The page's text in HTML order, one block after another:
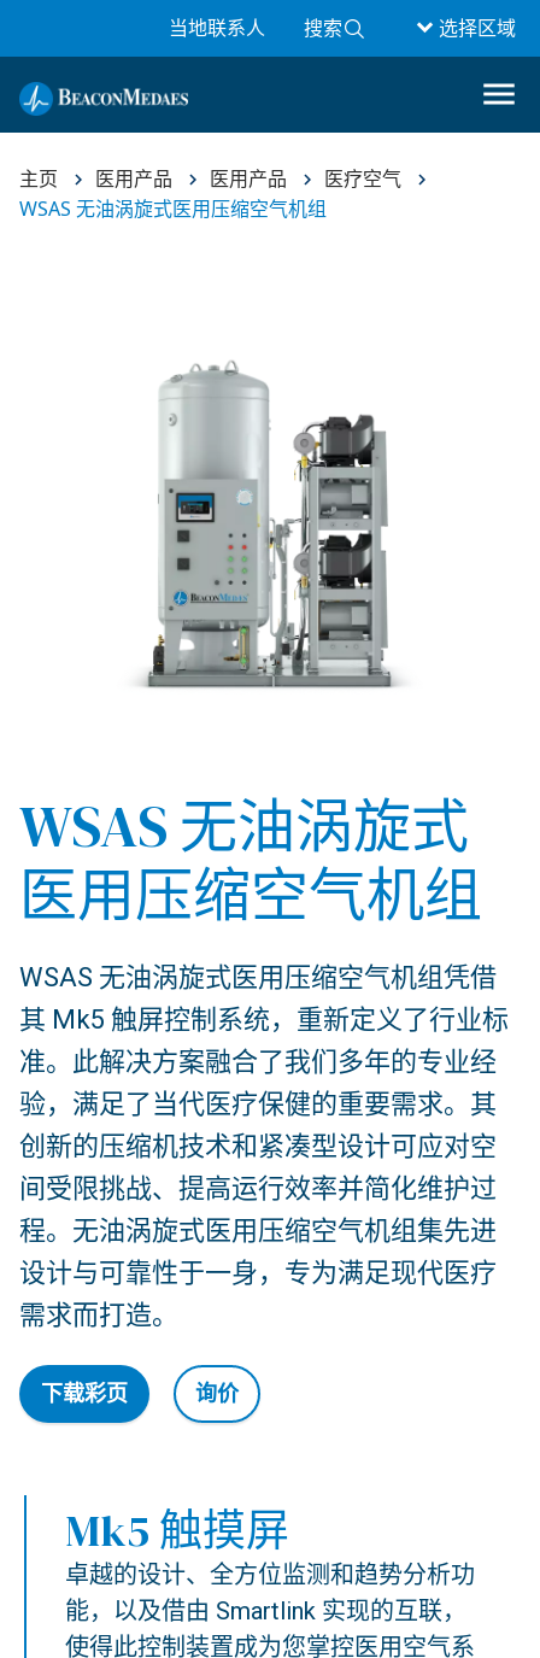
当地联系人 搜索 选择区域
主页 医用产品 医用产品
医疗空气
WSAS 无油涡旋式医用压缩空气机组
WSAS 无油涡旋式
医用压缩空气机组
WSAS 无油涡旋式医用压缩空气机组凭借
其 Mk5 触屏控制系统，重新定义了行业标
准。此解决方案融合了我们多年的专业经
验，满足了当代医疗保健的重要需求。其
创新的压缩机技术和紧凑型设计可应对空
间受限挑战、提高运行效率并简化维护过
程。无油涡旋式医用压缩空气机组集先进
设计与可靠性于一身，专为满足现代医疗
需求而打造。
下载彩页 询价
Mk5 触摸屏
卓越的设计、全方位监测和趋势分析功
能，以及借由 Smartlink 实现的互联，
使得此控制装置成为您掌控医用空气系